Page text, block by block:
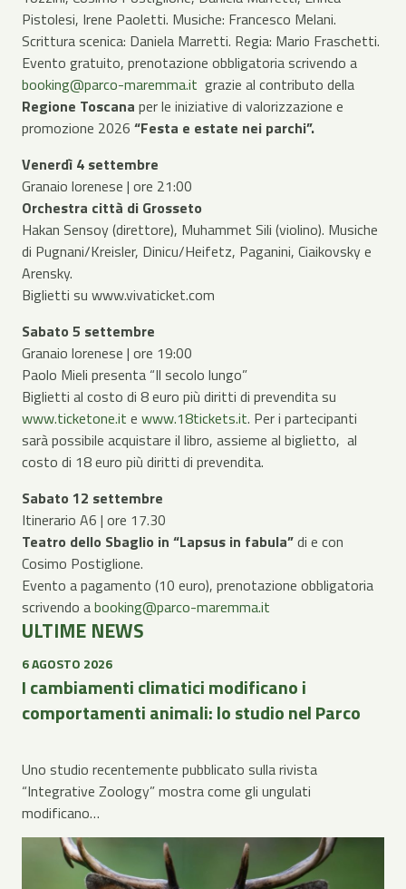
Pistolesi, Irene Paoletti. Musiche: Francesco Melani.
Scrittura scenica: Daniela Marretti. Regia: Mario Fraschetti.
Evento gratuito, prenotazione obbligatoria scrivendo a
booking@parco-maremma.it grazie al contributo della
Regione Toscana per le iniziative di valorizzazione e
promozione 2026 “Festa e estate nei parchi”.
Venerdì 4 settembre
Granaio lorenese | ore 21:00
Orchestra città di Grosseto
Hakan Sensoy (direttore), Muhammet Sili (violino). Musiche
di Pugnani/Kreisler, Dinicu/Heifetz, Paganini, Ciaikovsky e
Arensky.
Biglietti su www.vivaticket.com
Sabato 5 settembre
Granaio lorenese | ore 19:00
Paolo Mieli presenta “Il secolo lungo”
Biglietti al costo di 8 euro più diritti di prevendita su
www.ticketone.it e www.18tickets.it. Per i partecipanti
sarà possibile acquistare il libro, assieme al biglietto, al
costo di 18 euro più diritti di prevendita.
Sabato 12 settembre
Itinerario A6 | ore 17.30
Teatro dello Sbaglio in “Lapsus in fabula”di e con
Cosimo Postiglione.
Evento a pagamento (10 euro), prenotazione obbligatoria
scrivendo abooking@parco-maremma.it
ULTIME NEWS
6 AGOSTO 2026
I cambiamenti climatici modificano i
comportamenti animali: lo studio nel Parco
Uno studio recentemente pubblicato sulla rivista
“Integrative Zoology” mostra come gli ungulati
modificano…